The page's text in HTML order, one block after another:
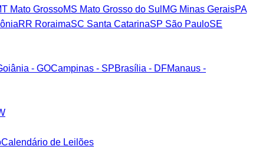
Mato GrossoMS Mato Grosso do Sul MG Minas GeraisPA
RR RoraimaSC Santa CatarinaSP São PauloSE
- GOCampinas - SPBrasília - DFManaus -
Calendário de Leilões